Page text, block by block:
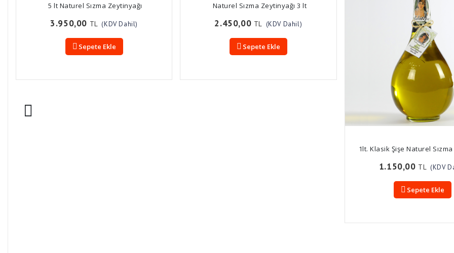
5 lt Naturel Sızma Zeytinyağı
3.950,00 TL (KDV Dahil)
Sepete Ekle
Naturel Sızma Zeytinyağı 3 lt
2.450,00 TL (KDV Dahil)
Sepete Ekle
1lt. Klasik Şişe Naturel
1.150,00 TL (KDV
Sepete Ekle